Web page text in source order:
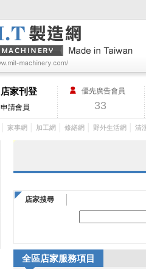
店家刊登
申請會員
優先廣告會員
33
家事網 加工網 修繕網 野外生活網 清
店家搜尋
全區店家服務項目